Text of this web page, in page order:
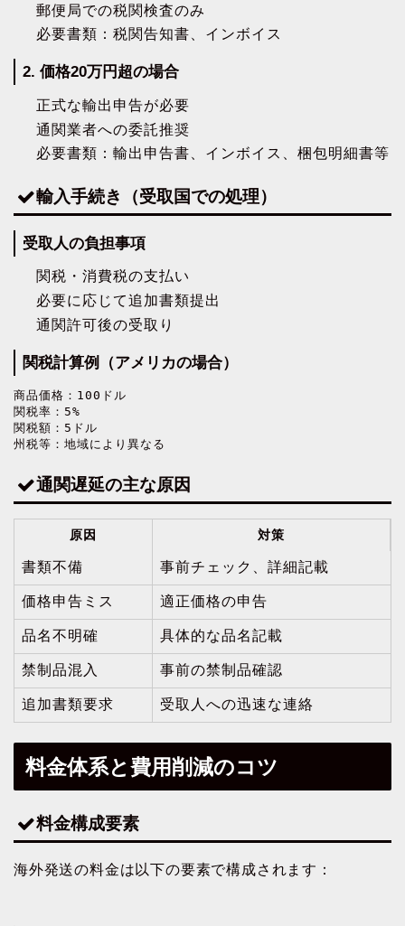
郵便局での税関検査のみ
必要書類：税関告知書、インボイス
2. 価格20万円超の場合
正式な輸出申告が必要
通関業者への委託推奨
必要書類：輸出申告書、インボイス、梱包明細書等
輸入手続き（受取国での処理）
受取人の負担事項
関税・消費税の支払い
必要に応じて追加書類提出
通関許可後の受取り
関税計算例（アメリカの場合）
商品価格：100ドル
関税率：5%
関税額：5ドル
州税等：地域により異なる
通関遅延の主な原因
原因 対策
書類不備 事前チェック、詳細記載
価格申告ミス 適正価格の申告
品名不明確 具体的な品名記載
禁制品混入 事前の禁制品確認
追加書類要求 受取人への迅速な連絡
料金体系と費用削減のコツ
料金構成要素
海外発送の料金は以下の要素で構成されます：